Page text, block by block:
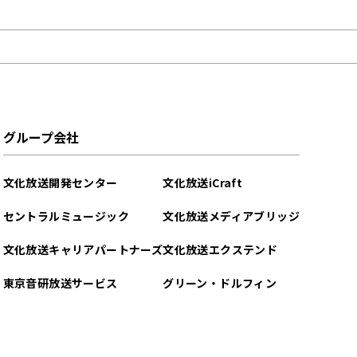
グループ会社
文化放送開発センター
セントラルミュージック
文化放送キャリアパートナーズ
東京音研放送サービス
文化放送iCraft
文化放送メディアブリッジ
文化放送エクステンド
グリーン・ドルフィン